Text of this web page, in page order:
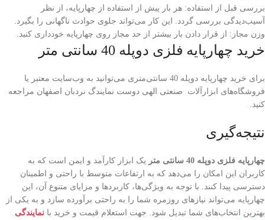
بررسی قبل از استفاده: هر بار پیش از استفاده از چهارپایه، از نظر
آسیب‌دیدگی بررسی گردد. این کار می‌تواند جلوی حوادث ناگهانی را بگیرد.
وزن مجاز: از قرار دادن بار بیشتر از حد مجاز روی چهارپایه خودداری کنید.
خرید چهارپایه فلزی دوپله 40 سانتی متر
برای خرید چهارپایه دوپله 40 سانتی‌متری می‌توانید به وب‌سایت‌ معتبر یا
فروشگاه‌های ابزارآلات صنعتی الهی دوست نمایندگ نردبان اصفهان مراجعه
کنید.
نتیجه‌گیری
چهارپایه فلزی دوپله 40 سانتی متر
یک ابزار کارآمد و ایمن است که به
کاربران این امکان را می‌دهد که به ارتفاعات متوسط با راحتی و اطمینان
دسترسی پیدا کنند. با توجه به ویژگی‌ها، کاربردها و مزایای متنوع آن، این
چهارپایه می‌تواند نیازهای روزمره شما را به راحتی برآورده سازد و به یکی از
بهترین انتخاب‌های شما تبدیل شود. جهت استعلام قیمت و خرید با نمایندگی